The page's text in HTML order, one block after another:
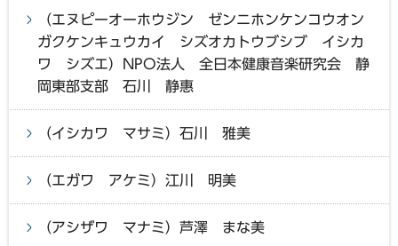
（エヌピーオーホウジン ゼンニホンケンコウオン
ガクケンキュウカイ シズオカトウブシブ イシカ
ワ シズエ）NPO法人 全日本健康音楽研究会 静
岡東部支部 石川 静惠
（イシカワ マサミ）石川 雅美
（エガワ アケミ）江川 明美
（アシザワ マナミ）芦澤 まな美